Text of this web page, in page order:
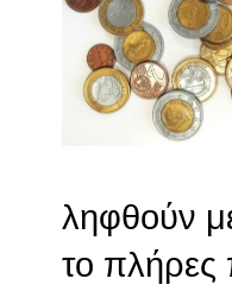
ληφθούν
το πλήρες